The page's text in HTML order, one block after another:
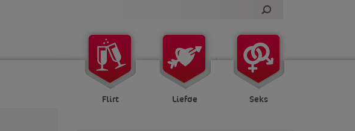
Flirt Liefde Seks